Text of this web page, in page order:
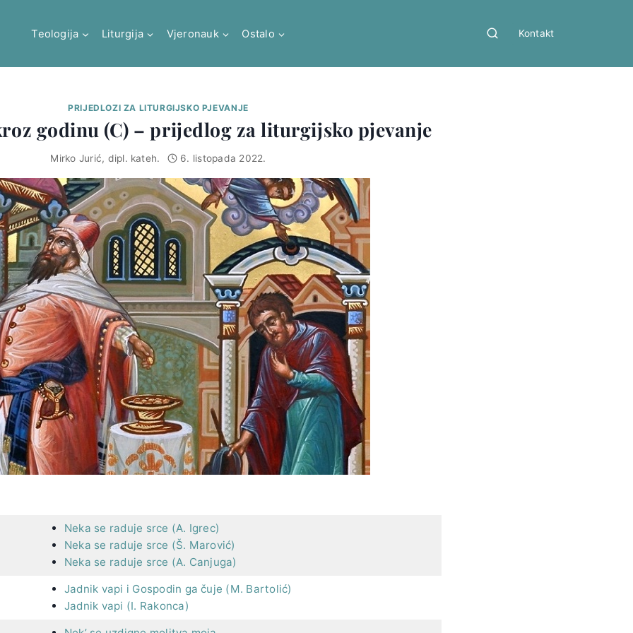
Teologija Liturgija Vjeronauk Ostalo Kontakt
PRIJEDLOZI ZA LITURGIJSKO PJEVANJE
godinu (C) – prijedlog za liturgijsko pjevanje
Mirko Jurić, dipl. kateh. 6. listopada 2022.
Neka se raduje srce (A. Igrec)
Neka se raduje srce (Š. Marović)
Neka se raduje srce (A. Canjuga)
Jadnik vapi i Gospodin ga čuje (M. Bartolić)
Jadnik vapi (I. Rakonca)